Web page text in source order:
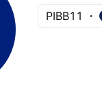
PIBB11